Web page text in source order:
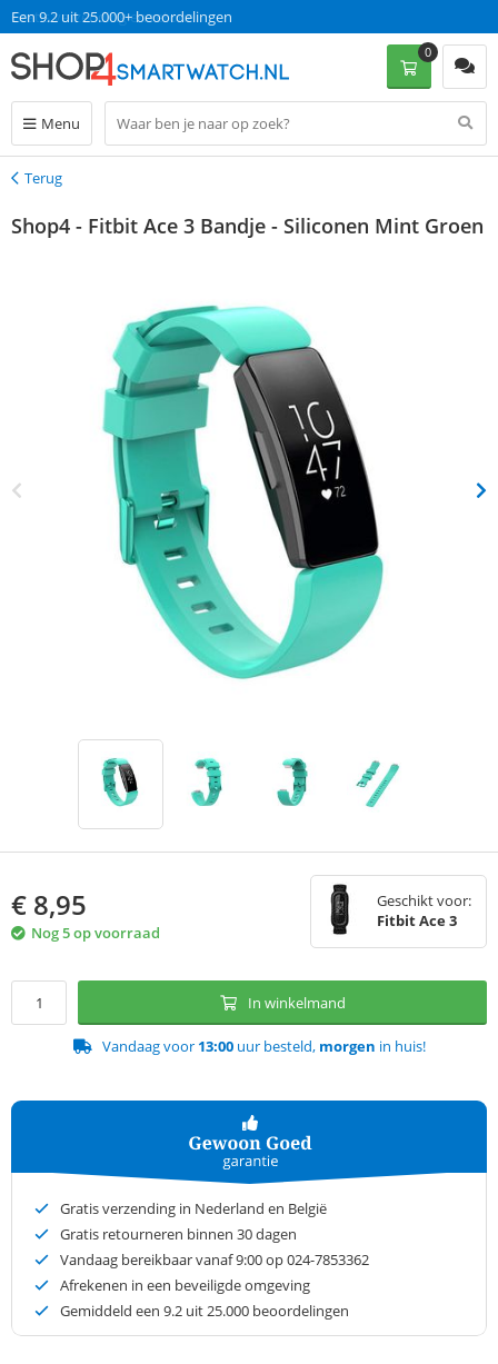
Een 9.2 uit 25.000+ beoordelingen
Menu
0
Terug
Terug
Shop4 - Fitbit Ace 3 Bandje - Siliconen Mint Groen
€ 8,95
Nog 5 op voorraad
Geschikt voor:
Fitbit Ace 3
In winkelmand
Vandaag voor 13:00uur besteld, morgen in huis!
Gratis verzending in Nederland en België
Gratis retourneren binnen 30 dagen
Vandaag bereikbaar vanaf 9:00 op 024-7853362
Afrekenen in een beveiligde omgeving
Gemiddeld een 9.2 uit 25.000 beoordelingen